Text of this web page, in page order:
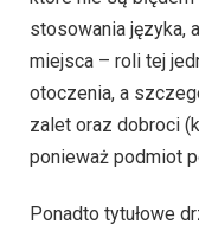
stosowania języka,
miejsca – roli tej
otoczenia, a
zalet oraz dobroci
ponieważ podmiot
Ponadto tytułowe